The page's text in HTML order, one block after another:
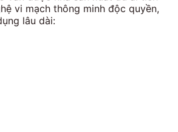
vi mạch thông minh độc quyền,
lâu dài: